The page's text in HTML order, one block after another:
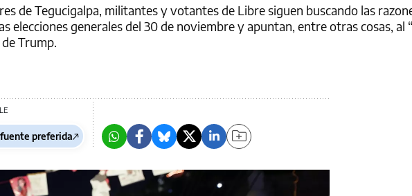
de Tegucigalpa, militantes y votantes de Libre siguen buscando las
elecciones generales del 30 de noviembre y apuntan, entre otras cosas, al
Trump.
preferida